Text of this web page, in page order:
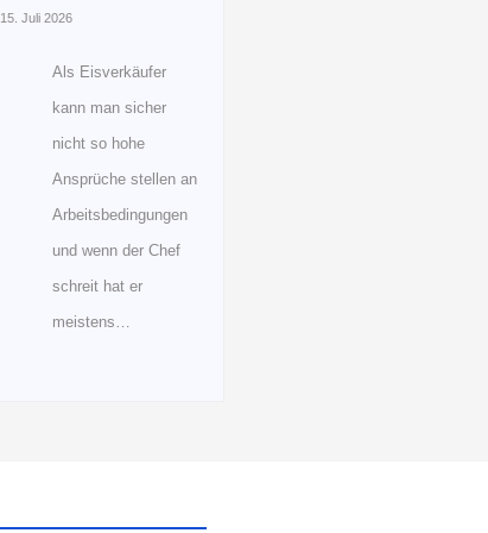
15. Juli 2026
Als Eisverkäufer
kann man sicher
nicht so hohe
Ansprüche stellen an
Arbeitsbedingungen
und wenn der Chef
schreit hat er
meistens…